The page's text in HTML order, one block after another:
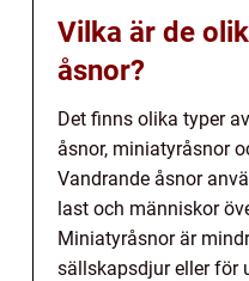
Vilka är de
åsnor?
Det finns olika typer
åsnor, miniatyråsnor
Vandrande åsnor
last och människor
Miniatyråsnor är
sällskapsdjur eller för